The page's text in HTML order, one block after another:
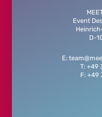
Event
D-
E:
T: +49
F: +49